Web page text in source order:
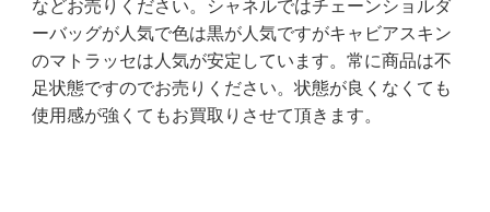
などお売りください。シャネルではチェーンショルダ
ーバッグが人気で色は黒が人気ですがキャビアスキン
のマトラッセは人気が安定しています。常に商品は不
足状態ですのでお売りください。状態が良くなくても
使用感が強くてもお買取りさせて頂きます。